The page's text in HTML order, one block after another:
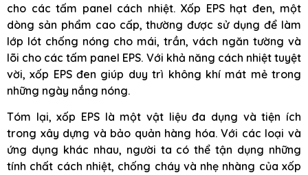
cho các tấm panel cách nhiệt. Xốp EPS hạt đen, một
dòng sản phẩm cao cấp, thường được sử dụng để làm
lớp lót chống nóng cho mái, trần, vách ngăn tường và
lõi cho các tấm panel EPS. Với khả năng cách nhiệt tuyệt
vời, xốp EPS đen giúp duy trì không khí mát mẻ trong
những ngày nắng nóng.
Tóm lại, xốp EPS là một vật liệu đa dụng và tiện ích
trong xây dựng và bảo quản hàng hóa. Với các loại và
ứng dụng khác nhau, người ta có thể tận dụng những
tính chất cách nhiệt, chống cháy và nhẹ nhàng của xốp